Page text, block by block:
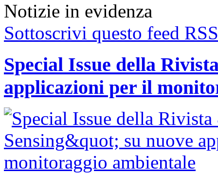
Notizie in evidenza
Sottoscrivi questo feed RSS
Special Issue della
applicazioni per il